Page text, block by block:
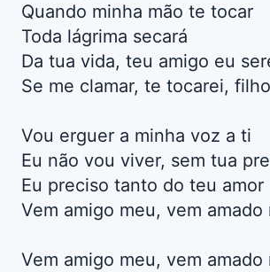
Quando minha mão te tocar
Toda lágrima secará
Da tua vida, teu amigo eu
Se me clamar, te tocarei,
Vou erguer a minha voz a ti
Eu não vou viver, sem tua
Eu preciso tanto do teu amor
Vem amigo meu, vem amado
Vem amigo meu, vem amado